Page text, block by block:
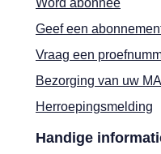
Word abonnee
Geef een
Vraag een
Bezorging van uw
Herroepingsmelding
Handige